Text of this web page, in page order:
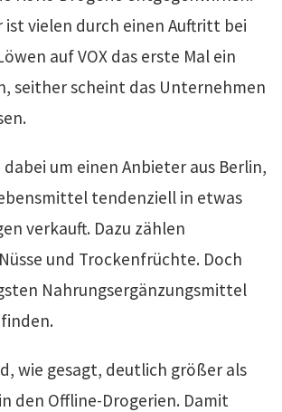
ist vielen durch einen Auftritt bei
auf VOX das erste Mal ein
seither scheint das Unternehmen
um einen Anbieter aus Berlin,
tendenziell in etwas
verkauft. Dazu zählen
und Trockenfrüchte. Doch
Nahrungsergänzungsmittel
wie gesagt, deutlich größer als
den Offline-Drogerien. Damit